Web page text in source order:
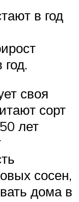
в год
своя
сорт
лет
сосен,
дома в